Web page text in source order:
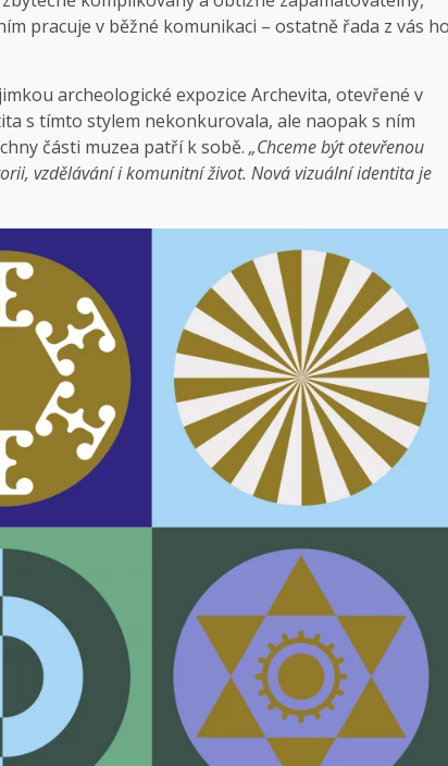
pracuje v běžné komunikaci – ostatně řada z vás
archeologické expozice Archevita, otevřené v
s tímto stylem nekonkurovala, ale naopak s ním
části muzea patří k sobě. „Chceme být otevřenou
vzdělávání i komunitní život. Nová vizuální identita je